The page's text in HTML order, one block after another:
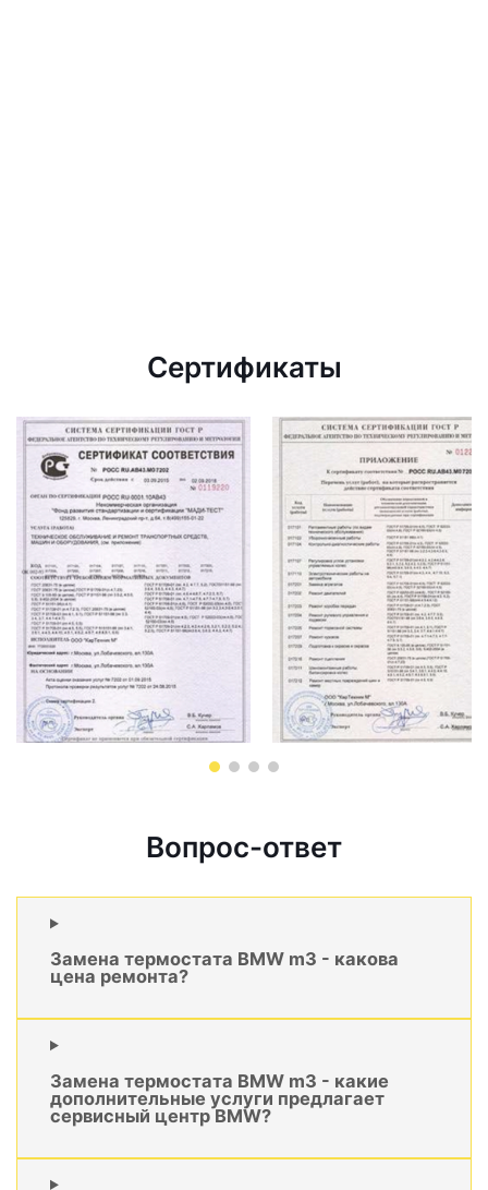
Сертификаты
Вопрос-ответ
Замена термостата BMW m3 - какова
цена ремонта?
Замена термостата BMW m3 - какие
дополнительные услуги предлагает
сервисный центр BMW?